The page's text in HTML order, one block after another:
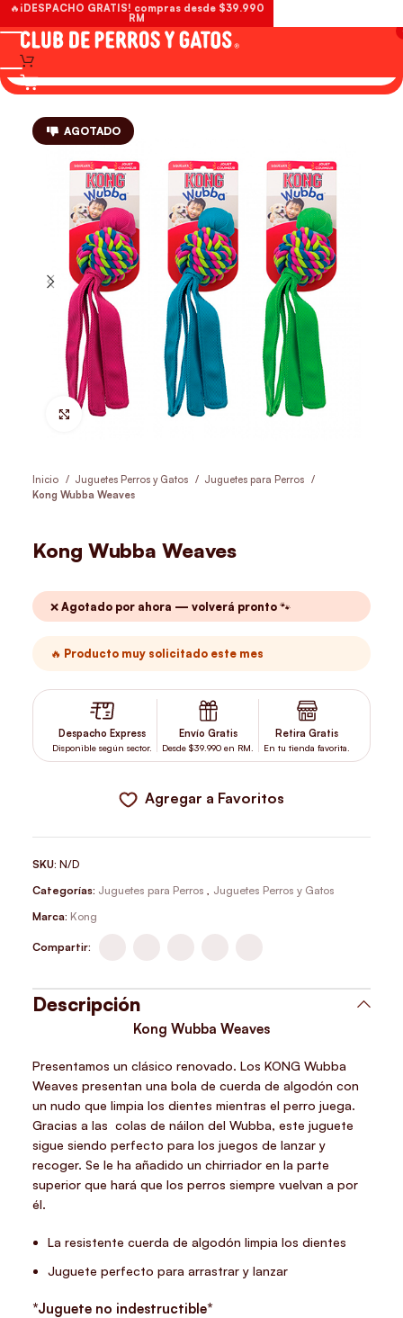
AGOTADO
Hacer Zoom
Inicio Juguetes Perros y Gatos
Juguetes para Perros
Kong Wubba Weaves
Kong Wubba Weaves
❌ Agotado por ahora — volverá pronto 🐾
🔥 Producto muy solicitado este mes
Despacho Express
Disponible según sector.
Envío Gratis
Desde $39.990 en RM.
Retira Gratis
En tu tienda favorita.
Agregar a Favoritos
SKU:N/D
Categorías: Juguetes para Perros
Juguetes Perros y Gatos
Marca: Kong
Compartir:
Descripción
Kong Wubba Weaves
Presentamos un clásico renovado. Los KONG Wubba
Weaves presentan una bola de cuerda de algodón con
un nudo que limpia los dientes mientras el perro juega.
Gracias a las colas de náilon del Wubba, este juguete
sigue siendo perfecto para los juegos de lanzar y
recoger. Se le ha añadido un chirriador en la parte
superior que hará que los perros siempre vuelvan a por
él.
La resistente cuerda de algodón limpia los dientes
Juguete perfecto para arrastrar y lanzar
*Juguete no indestructible*
🔥¡DESPACHO GRATIS! compras desde $39.990
RM